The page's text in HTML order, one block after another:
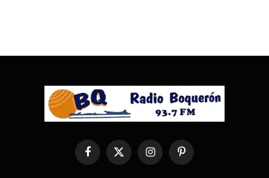
FacebookX
(Twitter)
InstagramPinterest